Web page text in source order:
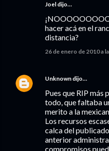
Joel dijo…
hacer acá en el
distancia?
26 de enero de 2010 a
Unknown dijo…
Pues que RIP más
todo, que faltaba
merito a la
Los recursos
calca del
anterior
compromisos